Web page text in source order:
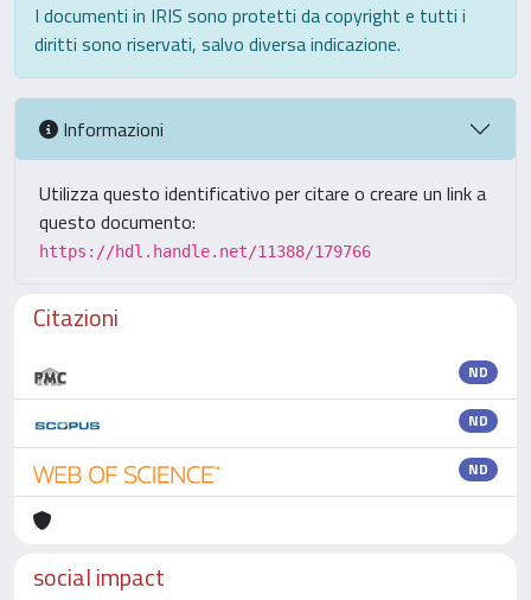
I documenti in IRIS sono protetti da copyright e tutti i
diritti sono riservati, salvo diversa indicazione.
Informazioni
Utilizza questo identificativo per citare o creare un link a
questo documento:
https://hdl.handle.net/11388/179766
Citazioni
ND
ND
ND
social impact